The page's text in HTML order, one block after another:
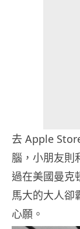
去 Apple
腦，小朋友則
過在美國曼克
馬大的大人卻
心願。